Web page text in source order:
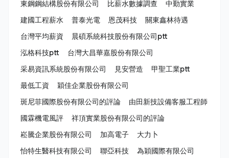
東鋼鋼結構股份有限公司 比薪水數據調查
中勤實業
建國工程薪水
普泰光電 恩茂科技
關東鑫林待遇
台灣平均薪資
晨碩系統科技股份有限公司ptt
泓格科技ptt
台灣大昌華嘉股份有限公司
采易資訊系統股份有限公司
見安營造
甲聖工業ptt
最低工資
穎佳企業股份有限公司
斑尼菲國際股份有限公司的評論
由田新技設備客服工程師
國霖機電風評
祥頂實業股份有限公司的評論
崧騰企業股份有限公司
加高電子
大力卜
怡特生醫科技有限公司
聯亞科技
為穎國際有限公司